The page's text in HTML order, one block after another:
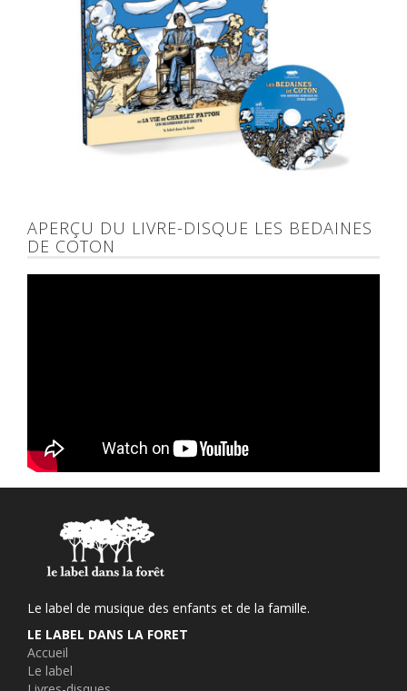
APERÇU DU LIVRE-DISQUE LES BEDAINES
DE COTON
Le label de musique des enfants et de la famille.
LE LABEL DANS LA FORET
Accueil
Le label